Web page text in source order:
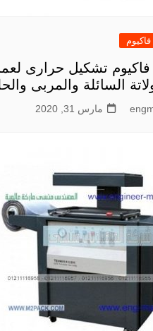
فاكيوم تشكيل حرارى
السائلة والمربى
مارس 31, 2020